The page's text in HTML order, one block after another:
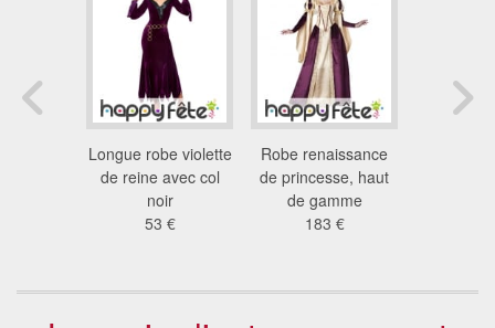
Longue robe violette
de reine avec col
noir
53 €
Robe renaissance
de princesse, haut
de gamme
183 €